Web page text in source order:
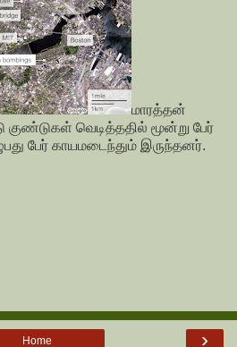
மாரத்தன்
வெடித்ததில் மூன்று பேர்
பேர் காயமடைந்தும் இருந்தனர்.
›
Home